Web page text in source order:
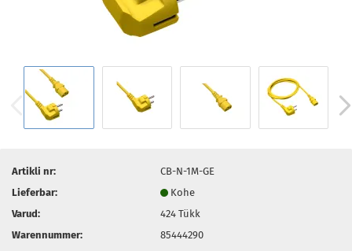
Artikli nr:
CB-N-1M-GE
Lieferbar:
Kohe
Varud:
424Tükk
Warennummer:
85444290